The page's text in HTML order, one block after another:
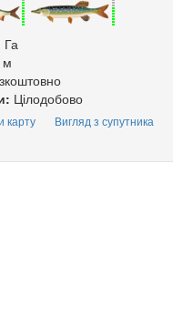
Га
м
Цілодобово
карту Вигляд з супутника